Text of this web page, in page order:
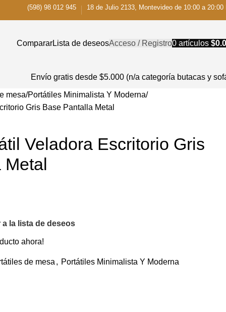
(598) 98 012 945 18 de Julio 2133, Montevideo de 10:00 a 20:00
CompararLista de deseosAcceso / Registro0 artículos $
Envío gratis desde $5.000 (n/a categoría butacas y
mesa Portátiles Minimalista Y Moderna
Gris Base Pantalla Metal
Veladora Escritorio Gris
Metal
a la lista de deseos
ahora!
de mesa , Portátiles Minimalista Y Moderna